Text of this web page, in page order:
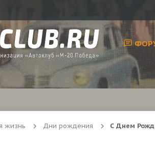
жизнь Дни рождения С Днем